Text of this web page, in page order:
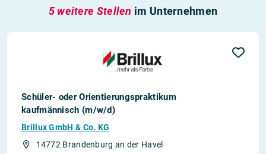
5 weitere Stellen im Unternehmen
Schüler- oder Orientierungspraktikum
kaufmännisch (m/w/d)
Brillux GmbH & Co. KG
14772 Brandenburg an der Havel